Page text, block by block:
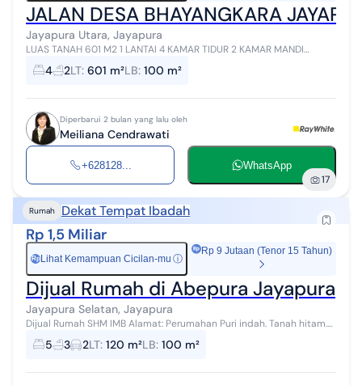
JALAN DESA BHAYANGKARA
Jayapura Utara, Jayapura
LUAS TANAH 601 M2 1 LANTAI 4 KAMAR TIDUR 2 KAMAR MANDI
LISTRIK 2.200 WATT SHGB
4 2LT: 601 m²LB: 100 m²
Diperbarui 2 bulan yang lalu oleh
Meiliana Cendrawati
+628128... WhatsApp
17
Rumah Dekat Tempat Ibadah
Rp 1,5 Miliar
Rp Lihat Kemampuan Cicilan-mu ⓘ
Rp 9 Jutaan (Tenor 15 Tahun)
Dijual Rumah di Abepura Jayapura
Jayapura Selatan, Jayapura
Dijual Rumah SHM IMB Alamat: Perumahan Puri indah. Tanah hitam.
Jayapura. Luas Tanah 10 x 12 Luas Bangunan 10 x 10 Carport Atap
terbuka R. Tamu R...
5 3 2LT: 120 m²LB: 100 m²